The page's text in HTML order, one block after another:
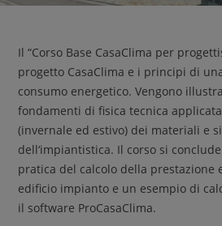
Il “Corso Base CasaClima per
progetto CasaClima e i principi di
consumo energetico. Vengono
fondamenti di fisica tecnica
(invernale ed estivo) dei materiali e
dell‘impiantistica. Il corso si
pratica del calcolo della prestazione
edificio impianto e un esempio di
il software ProCasaClima.